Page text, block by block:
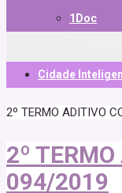
1Doc
Cidade
2º TERMO ADITIVO
2º
094/2019